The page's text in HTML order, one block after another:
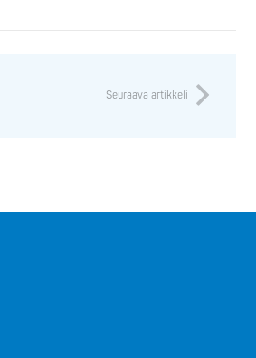
Seuraava artikkeli